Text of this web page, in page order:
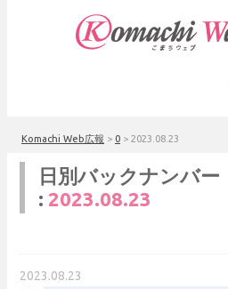
Komachi Web広報 > 0 > 2023.08.23
日別バックナンバー
: 2023.08.23
2023.08.23